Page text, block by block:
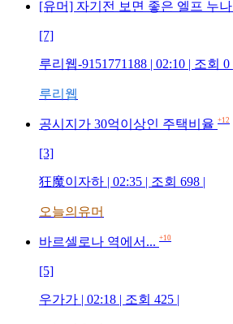
[유머] 자기전 보면 좋은 엘프 누나
[7]
루리웹-9151771188 | 02:10 | 조회 0
루리웹
공시지가 30억이상인 주택비율 +12
[3]
狂魔이자하 | 02:35 | 조회 698 |
오늘의유머
바르셀로나 역에서... +10
[5]
우가가 | 02:18 | 조회 425 |